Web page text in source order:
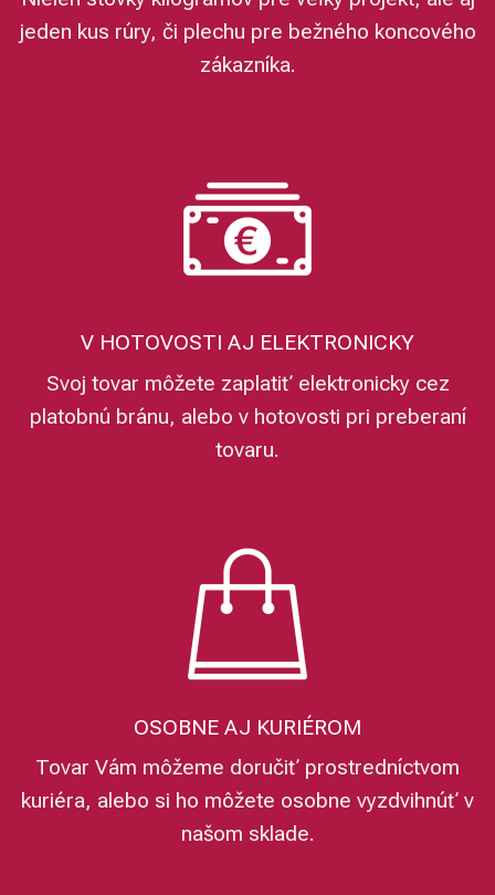
jeden kus rúry, či plechu pre bežného koncového
zákazníka.
V HOTOVOSTI AJ ELEKTRONICKY
Svoj tovar môžete zaplatiť elektronicky cez
platobnú bránu, alebo v hotovosti pri preberaní
tovaru.
OSOBNE AJ KURIÉROM
Tovar Vám môžeme doručiť prostredníctvom
kuriéra, alebo si ho môžete osobne vyzdvihnúť v
našom sklade.